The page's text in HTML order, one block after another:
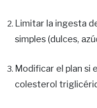
Limitar la ingesta
simples (dulces,
Modificar el plan si
colesterol